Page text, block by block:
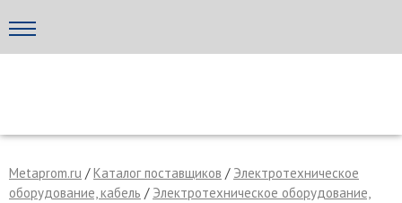
МЕТАПРОМ - российский торгово-промышленный портал
Написать поставщику
Metaprom.ru /Каталог поставщиков / Электротехническое
оборудование, кабель / Электротехническое оборудование,